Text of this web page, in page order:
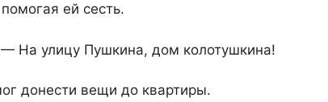
ей сесть.
На улицу Пушкина, дом колотушкина!
донести вещи до квартиры.